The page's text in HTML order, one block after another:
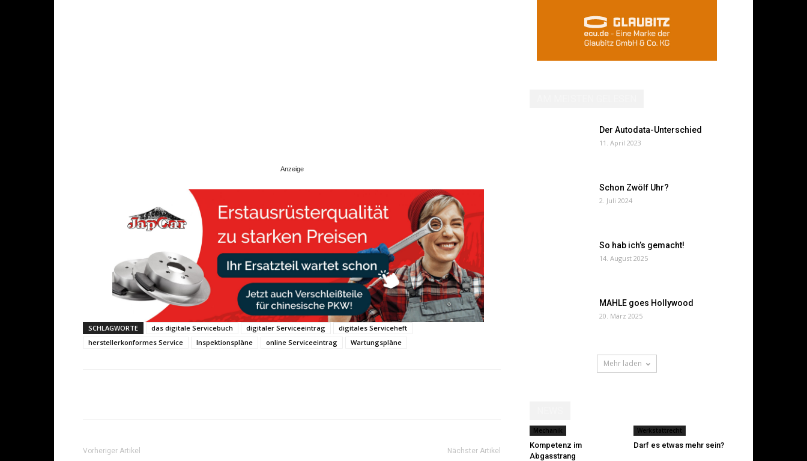
SCHLAGWORTE das digitale Servicebuch digitaler Serviceeintrag
digitales Serviceheft
herstellerkonformes Service
Inspektionspläne online Serviceeintrag Wartungspläne
Vorheriger Artikel Nächster Artikel
Der Autodata-Unterschied
11. April 2023
Schon Zwölf Uhr?
2. Juli 2024
So hab ich’s gemacht!
14. August 2025
MAHLE goes Hollywood
20. März 2025
Mehr laden
Mechanik
Kompetenz im
Abgasstrang
Werkstattrecht
Darf es etwas mehr sein?